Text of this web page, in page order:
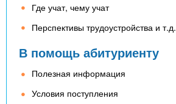
Где учат, чему учат
Перспективы трудоустройства и т.д.
В помощь абитуриенту
Полезная информация
Условия поступления